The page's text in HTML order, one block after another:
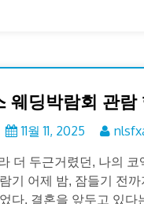
웨딩박람회 관람
11월 11, 2025
더 두근거렸던, 나의 코
기 어제 밤, 잠들기 전까
다. 결혼을 앞두고 있다